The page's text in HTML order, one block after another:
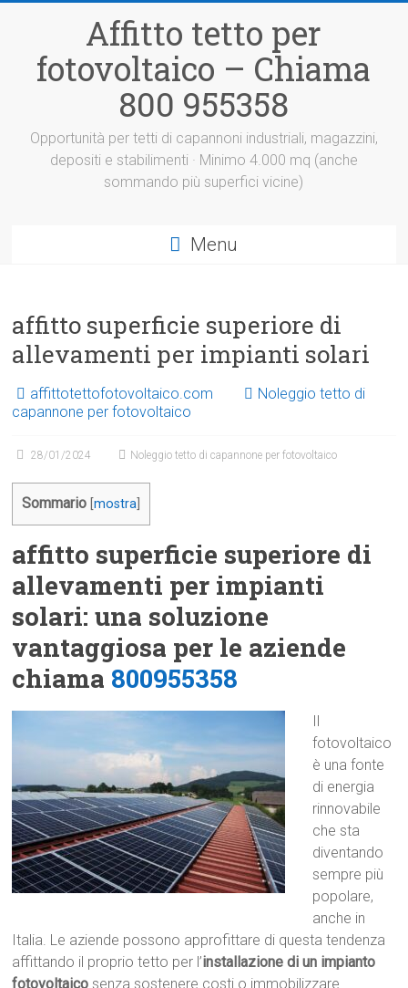
Affitto tetto per
fotovoltaico – Chiama
800 955358
Opportunità per tetti di capannoni industriali, magazzini,
depositi e stabilimenti · Minimo 4.000 mq (anche
sommando più superfici vicine)
Menu
affitto superficie superiore di
allevamenti per impianti solari
affittotettofotovoltaico.com
Noleggio tetto di
capannone per fotovoltaico
28/01/2024 Noleggio tetto di capannone per fotovoltaico
Sommario [mostra
affitto superficie superiore di
allevamenti per impianti
solari: una soluzione
vantaggiosa per le aziende
chiama 800955358
fotovoltaico
è una fonte
di energia
rinnovabile
che sta
diventando
sempre più
popolare,
anche in
Italia. Le aziende possono approfittare di questa tendenza
affittando il proprio tetto per l’installazione di un impianto
fotovoltaico senza sostenere costi o immobilizzare